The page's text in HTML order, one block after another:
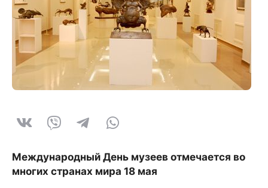
Международный День музеев отмечается во
многих странах мира 18 мая